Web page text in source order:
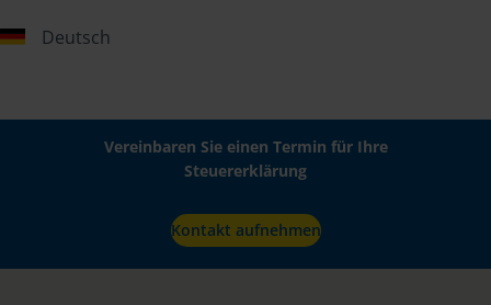
Deutsch
Vereinbaren Sie einen Termin für Ihre
Steuererklärung
Kontakt aufnehmen